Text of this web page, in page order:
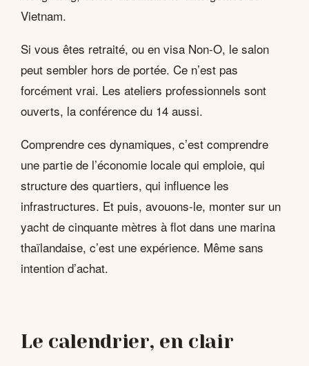
Vietnam.
Si vous êtes retraité, ou en visa Non-O, le salon
peut sembler hors de portée. Ce n’est pas
forcément vrai. Les ateliers professionnels sont
ouverts, la conférence du 14 aussi.
Comprendre ces dynamiques, c’est comprendre
une partie de l’économie locale qui emploie, qui
structure des quartiers, qui influence les
infrastructures. Et puis, avouons-le, monter sur un
yacht de cinquante mètres à flot dans une marina
thaïlandaise, c’est une expérience. Même sans
intention d’achat.
Le calendrier, en clair